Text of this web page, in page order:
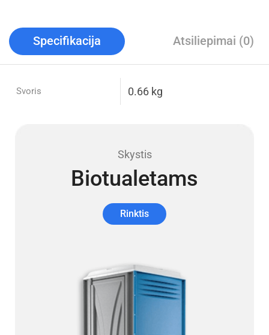
Specifikacija Atsiliepimai (0)
Svoris 0.66 kg
Skystis
Biotualetams
Rinktis